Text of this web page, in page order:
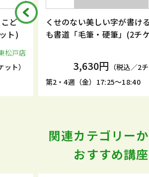
ど
ト)
松戸店
ト）
くせのない美しい字が書け
も書道「毛筆・硬筆」(2チ
3,630円 （税込／2
第2・4週（金）17:25～18:40
関連カテゴリー
おすすめ講座